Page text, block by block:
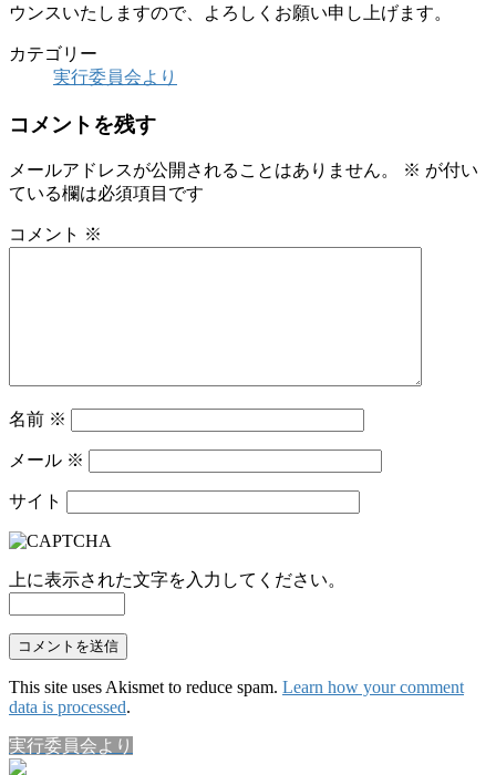
ウンスいたしますので、よろしくお願い申し上げます。
カテゴリー
実行委員会より
コメントを残す
メールアドレスが公開されることはありません。 ※ が付い
ている欄は必須項目です
コメント ※
名前 ※
メール ※
サイト
上に表示された文字を入力してください。
This site uses Akismet to reduce spam. Learn how your comment
data is processed.
実行委員会より